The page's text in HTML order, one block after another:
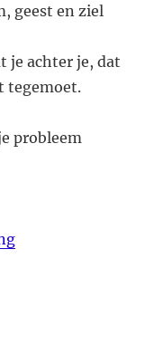
geest en ziel
je achter je, dat
tegemoet.
probleem